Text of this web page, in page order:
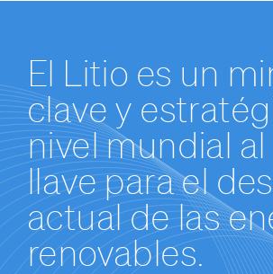
El Litio es un
clave y
nivel mundial al
llave para el
actual de las
renovables.